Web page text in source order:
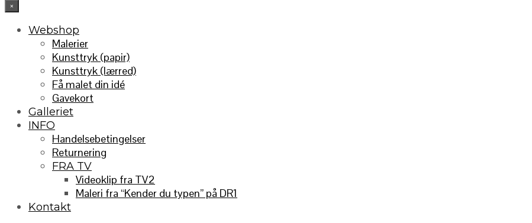
×
Webshop
Malerier
Kunsttryk (papir)
Kunsttryk (lærred)
Få malet din idé
Gavekort
Galleriet
INFO
Handelsebetingelser
Returnering
FRA TV
Videoklip fra TV2
Maleri fra “Kender du typen” på DR1
Kontakt